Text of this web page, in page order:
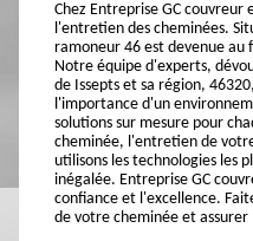
Chez Entreprise GC
l'entretien des cheminées.
ramoneur 46 est devenue au
Notre équipe d'experts,
de Issepts et sa région,
l'importance d'un
solutions sur mesure pour
cheminée, l'entretien de
utilisons les technologies les
inégalée. Entreprise GC
confiance et l'excellence.
de votre cheminée et